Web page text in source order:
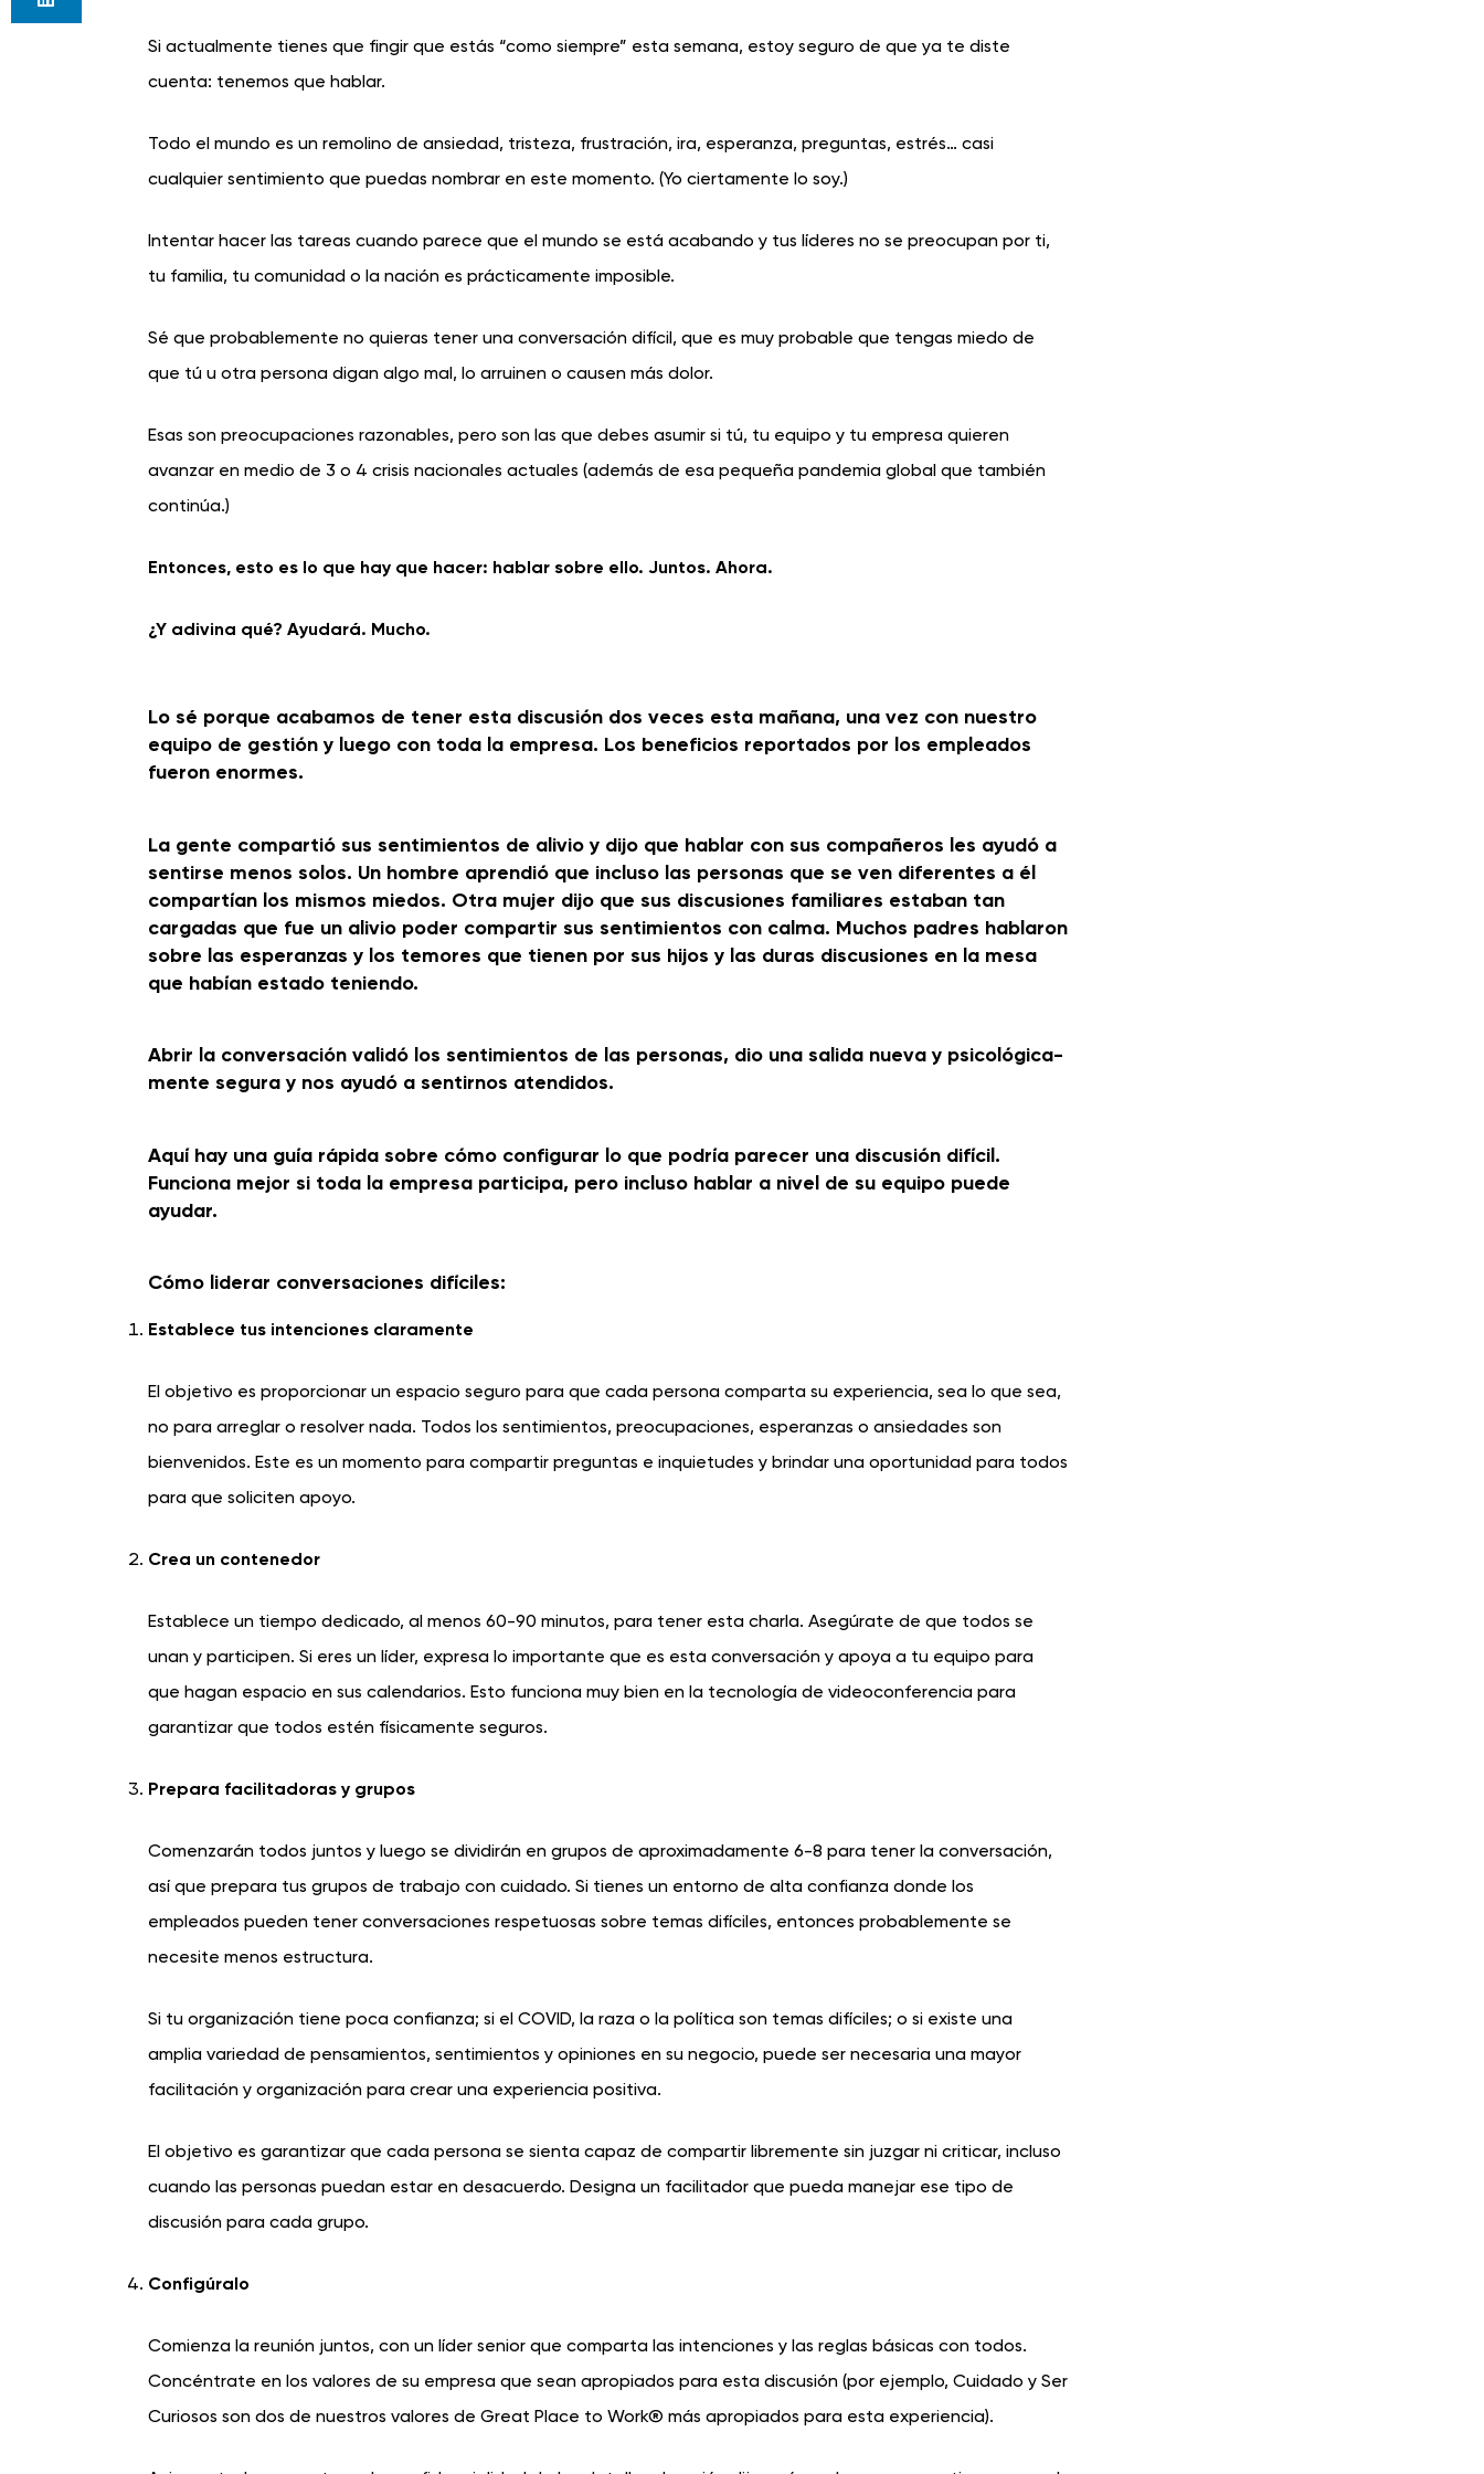
Si actualmente tienes que fingir que estás “como siempre” esta semana, estoy seguro de que ya te diste
cuenta: tenemos que hablar.
Todo el mundo es un remolino de ansiedad, tristeza, frustración, ira, esperanza, preguntas, estrés… casi
cualquier sentimiento que puedas nombrar en este momento. (Yo ciertamente lo soy.)
Intentar hacer las tareas cuando parece que el mundo se está acabando y tus líderes no se preocupan por ti,
tu familia, tu comunidad o la nación es prácticamente imposible.
Sé que probablemente no quieras tener una conversación difícil, que es muy probable que tengas miedo de
que tú u otra persona digan algo mal, lo arruinen o causen más dolor.
Esas son preocupaciones razonables, pero son las que debes asumir si tú, tu equipo y tu empresa quieren
avanzar en medio de 3 o 4 crisis nacionales actuales (además de esa pequeña pandemia global que también
continúa.)
Entonces, esto es lo que hay que hacer: hablar sobre ello. Juntos. Ahora.
¿Y adivina qué? Ayudará. Mucho.
Lo sé porque acabamos de tener esta discusión dos veces esta mañana, una vez con nuestro
equipo de gestión y luego con toda la empresa. Los beneficios reportados por los empleados
fueron enormes.
La gente compartió sus sentimientos de alivio y dijo que hablar con sus compañeros les ayudó a
sentirse menos solos. Un hombre aprendió que incluso las personas que se ven diferentes a él
compartían los mismos miedos. Otra mujer dijo que sus discusiones familiares estaban tan
cargadas que fue un alivio poder compartir sus sentimientos con calma. Muchos padres hablaron
sobre las esperanzas y los temores que tienen por sus hijos y las duras discusiones en la mesa
que habían estado teniendo.
Abrir la conversación validó los sentimientos de las personas, dio una salida nueva y psicológica-
mente segura y nos ayudó a sentirnos atendidos.
Aquí hay una guía rápida sobre cómo configurar lo que podría parecer una discusión difícil.
Funciona mejor si toda la empresa participa, pero incluso hablar a nivel de su equipo puede
ayudar.
Cómo liderar conversaciones difíciles:
Establece tus intenciones claramente
El objetivo es proporcionar un espacio seguro para que cada persona comparta su experiencia, sea lo que sea,
no para arreglar o resolver nada. Todos los sentimientos, preocupaciones, esperanzas o ansiedades son
bienvenidos. Este es un momento para compartir preguntas e inquietudes y brindar una oportunidad para todos
para que soliciten apoyo.
Crea un contenedor
Establece un tiempo dedicado, al menos 60-90 minutos, para tener esta charla. Asegúrate de que todos se
unan y participen. Si eres un líder, expresa lo importante que es esta conversación y apoya a tu equipo para
que hagan espacio en sus calendarios. Esto funciona muy bien en la tecnología de videoconferencia para
garantizar que todos estén físicamente seguros.
Prepara facilitadoras y grupos
Comenzarán todos juntos y luego se dividirán en grupos de aproximadamente 6-8 para tener la conversación,
así que prepara tus grupos de trabajo con cuidado. Si tienes un entorno de alta confianza donde los
empleados pueden tener conversaciones respetuosas sobre temas difíciles, entonces probablemente se
necesite menos estructura.
Si tu organización tiene poca confianza; si el COVID, la raza o la política son temas difíciles; o si existe una
amplia variedad de pensamientos, sentimientos y opiniones en su negocio, puede ser necesaria una mayor
facilitación y organización para crear una experiencia positiva.
El objetivo es garantizar que cada persona se sienta capaz de compartir libremente sin juzgar ni criticar, incluso
cuando las personas puedan estar en desacuerdo. Designa un facilitador que pueda manejar ese tipo de
discusión para cada grupo.
Configúralo
Comienza la reunión juntos, con un líder senior que comparta las intenciones y las reglas básicas con todos.
Concéntrate en los valores de su empresa que sean apropiados para esta discusión (por ejemplo, Cuidado y Ser
Curiosos son dos de nuestros valores de Great Place to Work® más apropiados para esta experiencia).